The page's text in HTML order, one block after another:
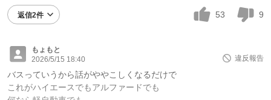
返信2件 53 9
もょもと
2026/5/15 18:40
違反報告
バスっていうから話がややこしくなるだけで
これがハイエースでもアルファードでも